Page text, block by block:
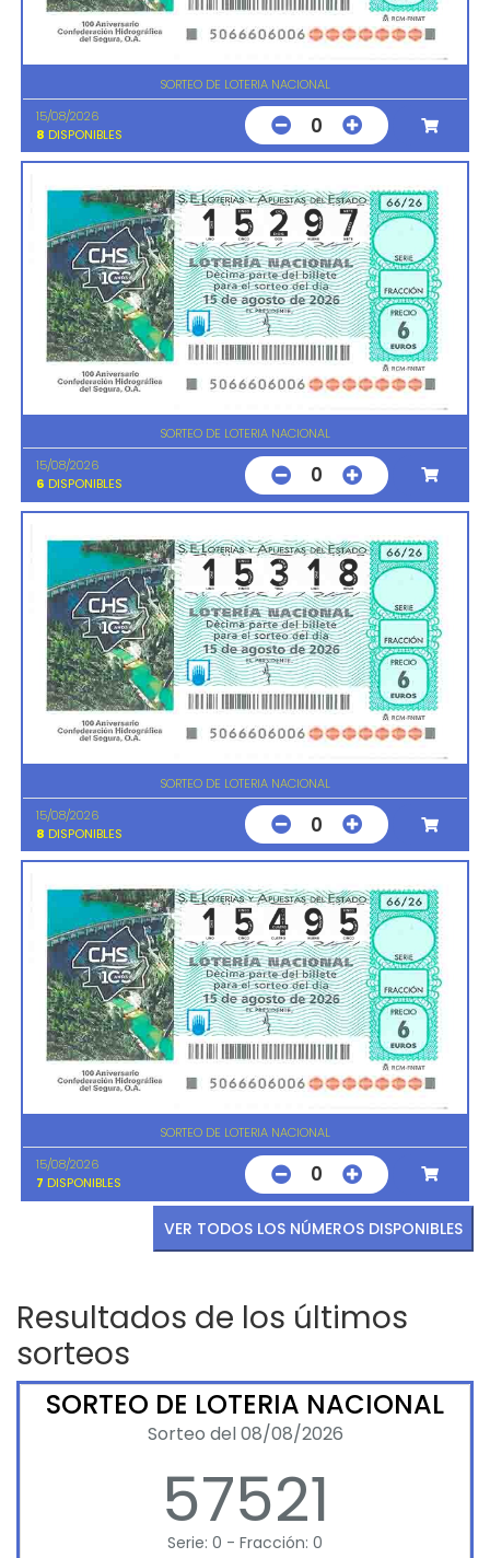
SORTEO DE LOTERIA NACIONAL
15/08/2026
8 DISPONIBLES 0
SORTEO DE LOTERIA NACIONAL
15/08/2026
6 DISPONIBLES 0
SORTEO DE LOTERIA NACIONAL
15/08/2026
8 DISPONIBLES 0
SORTEO DE LOTERIA NACIONAL
15/08/2026
7 DISPONIBLES 0
VER TODOS LOS NÚMEROS DISPONIBLES
Resultados de los últimos
sorteos
SORTEO DE LOTERIA NACIONAL
Sorteo del 08/08/2026
57521
Serie: 0 - Fracción: 0